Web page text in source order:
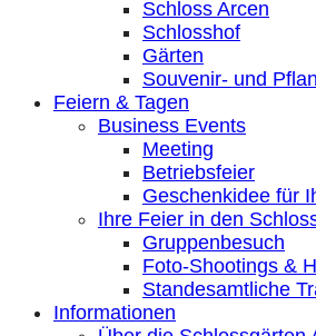
Schloss Arcen
Schlosshof
Gärten
Souvenir- und
Feiern & Tagen
Business Events
Meeting
Betriebsfeier
Geschenkidee für
Ihre Feier in den
Gruppenbesuch
Foto-Shootings &
Standesamtliche
Informationen